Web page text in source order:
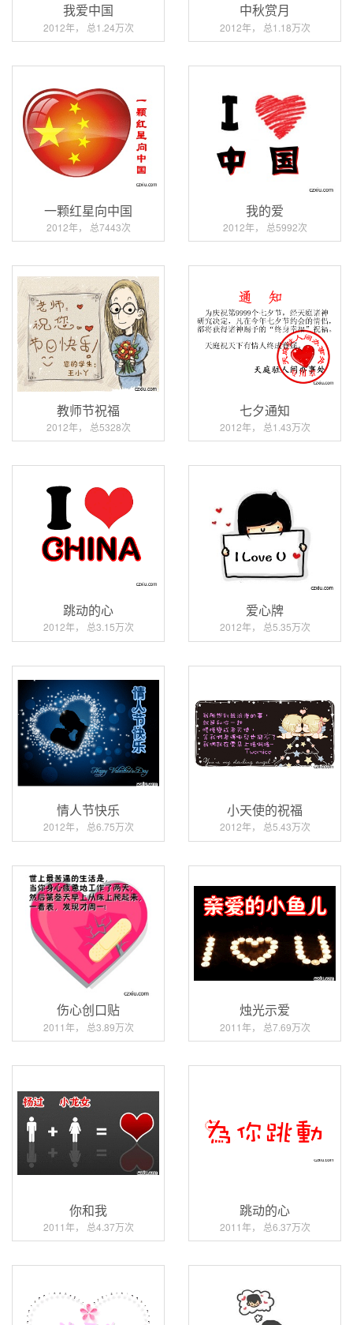
我爱中国
2012年， 总1.24万次
中秋赏月
2012年， 总1.18万次
一颗红星向中国
2012年， 总7443次
我的爱
2012年， 总5992次
教师节祝福
2012年， 总5328次
七夕通知
2012年， 总1.43万次
跳动的心
2012年， 总3.15万次
爱心牌
2012年， 总5.35万次
情人节快乐
2012年， 总6.75万次
小天使的祝福
2012年， 总5.43万次
伤心创口贴
2011年， 总3.89万次
烛光示爱
2011年， 总7.69万次
你和我
2011年， 总4.37万次
跳动的心
2011年， 总6.37万次